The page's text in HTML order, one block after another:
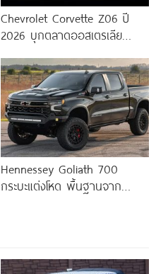
Chevrolet Corvette Z06 ปี
2026 บุกตลาดออสเตรเลีย
12 Hour
Hennessey Goliath 700
กระบะแต่งโหด พื้นฐานจาก